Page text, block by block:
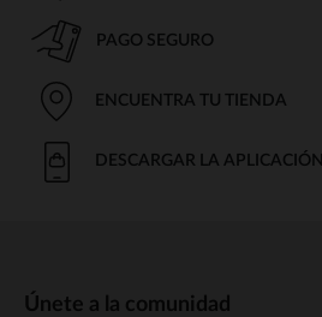
PAGO SEGURO
ENCUENTRA TU TIENDA
DESCARGAR LA APLICACIÓN
Únete a la comunidad